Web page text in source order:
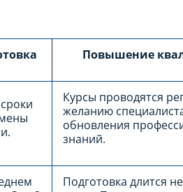
Повышение
Курсы проводятся
желанию
обновления
знаний.
Подготовка длится